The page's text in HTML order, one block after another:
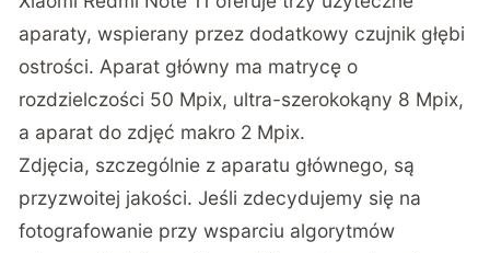
aparaty, wspierany przez dodatkowy czujnik głębi
ostrości. Aparat główny ma matrycę o
rozdzielczości 50 Mpix, ultra-szerokokąny 8 Mpix,
a aparat do zdjęć makro 2 Mpix.
Zdjęcia, szczególnie z aparatu głównego, są
przyzwoitej jakości. Jeśli zdecydujemy się na
fotografowanie przy wsparciu algorytmów